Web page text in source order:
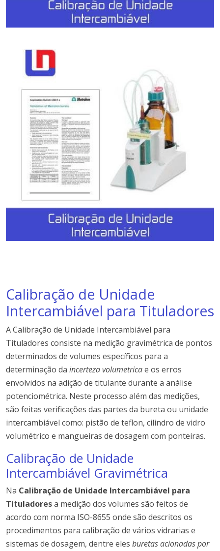
Calibração de Unidade
Intercambiável para Tituladores
A Calibração de Unidade Intercambiável para
Tituladores consiste na medição gravimétrica de pontos
determinados de volumes específicos para a
determinação da incerteza volumetricae os erros
envolvidos na adição de titulante durante a análise
potenciométrica. Neste processo além das medições,
são feitas verificações das partes da bureta ou unidade
intercambiável como: pistão de teflon, cilindro de vidro
volumétrico e mangueiras de dosagem com ponteiras.
Calibração de Unidade
Intercambiável Gravimétrica
Na Calibração de Unidade Intercambiável para
Tituladoresa medição dos volumes são feitos de
acordo com norma ISO-8655 onde são descritos os
procedimentos para calibração de vários vidrarias e
sistemas de dosagem, dentre eles buretas acionadas por